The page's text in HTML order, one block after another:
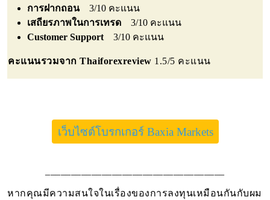
การฝากถอน3/10 คะแนน
เสถียรภาพในการเทรด 3/10 คะแนน
Customer Support3/10 คะแนน
คะแนนรวมจาก Thaiforexreview 1.5/5 คะแนน
เว็บไซต์โบรกเกอร์ Baxia Markets
หากคุณมีความสนใจในเรื่องของการลงทุนเหมือนกันกับผม